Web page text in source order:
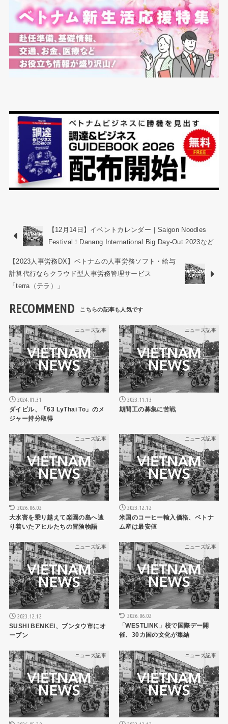
【12月14日】イベントカレンダー｜Saigon Noodles
Festival！Danang International Big Day-Out 2023など
【2023人事労務DX】ベトナムの人事労務ソフト・給与
計算代行ならクラウド型人事労務管理サービス
「terra（テラ）」
RECOMMEND
ニュース記事
2024.01.31
ダイビル、「63 LyThai To」のメ
ジャー持分取得
ニュース記事
2023.11.13
期間工の募集に苦戦
ニュース記事
2026.06.02
大水害を乗り越えて楽園の島へ辿
り着いたアヒルたちの冒険物語
ニュース記事
2023.12.12
米国のコーヒー輸入価格、ベトナ
ム産は最安値
ニュース記事
2023.12.12
SUSHI BENKEI、ブンタウ市にオ
ープン
ニュース記事
2026.06.02
「WESTLINK」校で国際デー開
催、30カ国の文化が集結
ニュース記事 ニュース記事